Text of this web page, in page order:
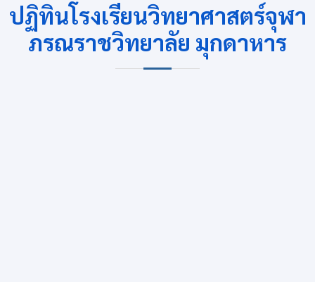
ปฏิทินโรงเรียนวิทยาศาสตร์จุฬา
ภรณราชวิทยาลัย มุกดาหาร